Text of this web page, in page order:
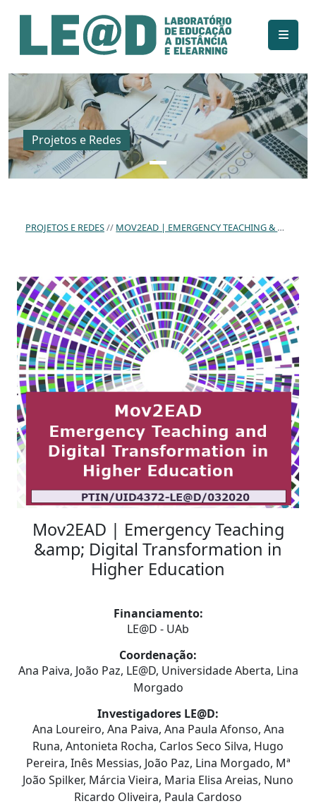
Ir para o conteúdo principal
Informações de acessibilidade
Mapa do site
Projetos e Redes
PROJETOS E REDES MOV2EAD | EMERGENCY TEACHING & DIGITAL TRANSFORMATION IN HIGHER EDUCATION
Mov2EAD | Emergency Teaching
&amp; Digital Transformation in
Higher Education
Financiamento:
LE@D - UAb
Coordenação:
Ana Paiva, João Paz, LE@D, Universidade Aberta, Lina
Morgado
Investigadores LE@D:
Ana Loureiro, Ana Paiva, Ana Paula Afonso, Ana
Runa, Antonieta Rocha, Carlos Seco Silva, Hugo
Pereira, Inês Messias, João Paz, Lina Morgado, Mª
João Spilker, Márcia Vieira, Maria Elisa Areias, Nuno
Ricardo Oliveira, Paula Cardoso